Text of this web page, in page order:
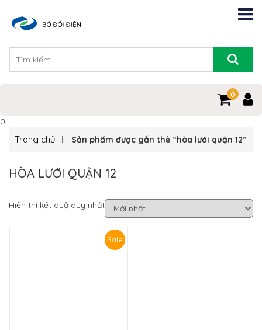
0
0
Trang chủ Sản phẩm được gắn thẻ “hòa lưới quận 12”
HÒA LƯỚI QUẬN 12
Hiển thị kết quả duy nhất
Sale